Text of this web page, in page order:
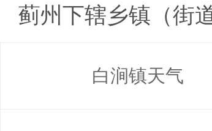
蓟州下辖乡镇（街
白涧镇天气